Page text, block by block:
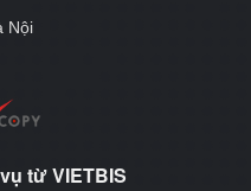
Nội
từ VIETBIS